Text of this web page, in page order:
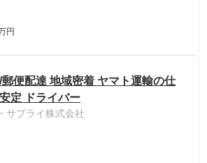
円
便配達 地域密着 ヤマト運輸の仕
定 ドライバー
サプライ株式会社